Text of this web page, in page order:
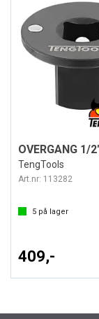
TengTools
Art.nr: 113282
5 på lager
409,-